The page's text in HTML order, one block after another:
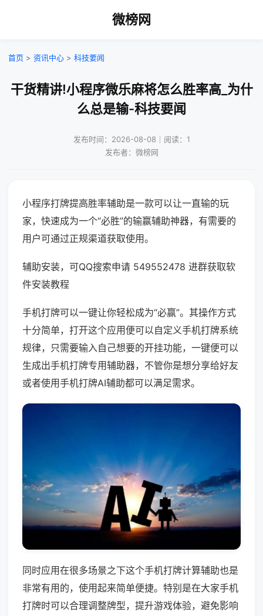
微榜网
首页 > 资讯中心 > 科技要闻
干货精讲!小程序微乐麻将怎么胜率高_为什
么总是输-科技要闻
发布时间：2026-08-08｜阅读：1
发布者：微榜网
小程序打牌提高胜率辅助是一款可以让一直输的玩
家，快速成为一个“必胜”的输赢辅助神器，有需要的
用户可通过正规渠道获取使用。
辅助安装，可QQ搜索申请 549552478 进群获取软
件安装教程
手机打牌可以一键让你轻松成为“必赢”。其操作方式
十分简单，打开这个应用便可以自定义手机打牌系统
规律，只需要输入自己想要的开挂功能，一键便可以
生成出手机打牌专用辅助器，不管你是想分享给好友
或者使用手机打牌AI辅助都可以满足需求。
同时应用在很多场景之下这个手机打牌计算辅助也是
非常有用的，使用起来简单便捷。特别是在大家手机
打牌时可以合理调整牌型，提升游戏体验，避免影响